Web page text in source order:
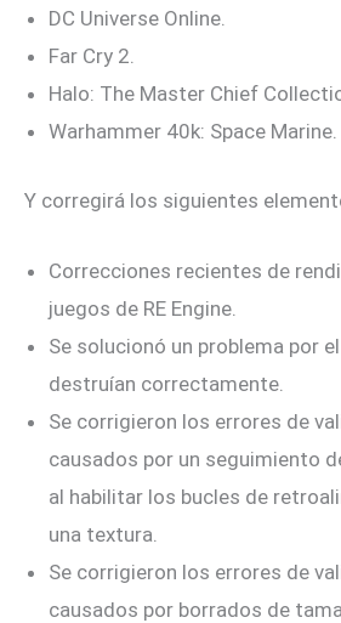
DC Universe Online.
Far Cry 2.
Halo: The Master Chief
Warhammer 40k: Space Marine.
Y corregirá los siguientes
Correcciones recientes de
juegos de RE Engine.
Se solucionó un problema por
destruían correctamente.
Se corrigieron los errores de
causados ​​por un seguimiento
al habilitar los bucles de
una textura.
Se corrigieron los errores de
causados ​​por borrados de